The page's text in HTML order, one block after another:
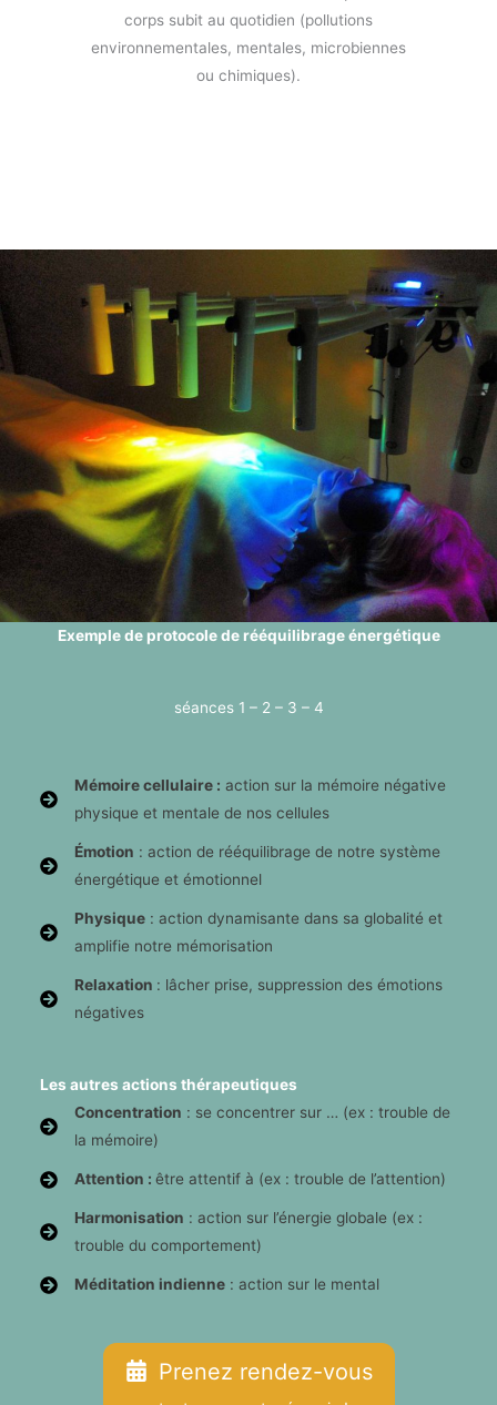
corps subit au quotidien (pollutions
environnementales, mentales, microbiennes
ou chimiques).
Exemple de protocole de rééquilibrage énergétique
séances 1 – 2 – 3 – 4
Mémoire cellulaire : action sur la mémoire négative
physique et mentale de nos cellules
Émotion : action de rééquilibrage de notre système
énergétique et émotionnel
Physique: action dynamisante dans sa globalité et
amplifie notre mémorisation
Relaxation : lâcher prise, suppression des émotions
négatives
Les autres actions thérapeutiques
Concentration : se concentrer sur … (ex : trouble de
la mémoire)
Attention : être attentif à (ex : trouble de l’attention)
Harmonisation : action sur l’énergie globale (ex :
trouble du comportement)
Méditation indienne: action sur le mental
Prenez rendez-vous